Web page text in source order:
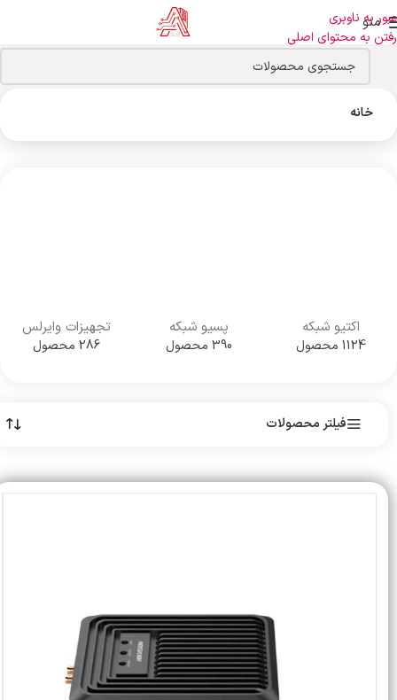
عبور به ناوبری
رفتن به محتوای اصلی
منو
خانه
اکتیو شبکه
1124 محصول
پسیو شبکه
390 محصول
تجهیزات وایرلس
286 محصول
فیلتر محصولات